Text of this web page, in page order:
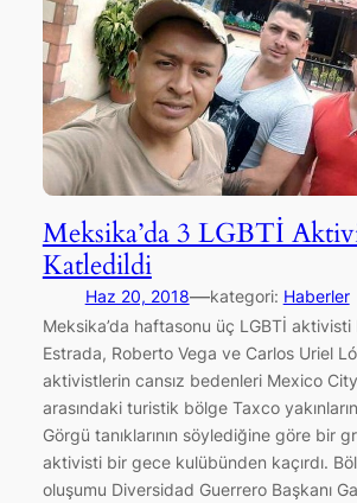
Meksika’da 3 LGBTİ
Katledildi
Haz 20, 2018—kategori: Haberler
Meksika’da haftasonu üç LGBTİ
Estrada, Roberto Vega ve Carlos Uriel
aktivistlerin cansız bedenleri Mexico
arasındaki turistik bölge Taxco
Görgü tanıklarının söylediğine göre bir
aktivisti bir gece kulübünden kaçırdı.
oluşumu Diversidad Guerrero Başkanı